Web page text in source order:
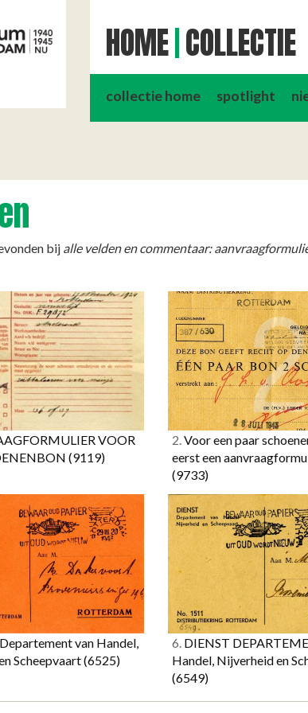
HOME COLLECTIE
collectie home spotlight
bij alle velden en commentaar:
VOOR
(9119)
2.Voor een paar
eerst een
(9733)
van Handel,
Scheepvaart(6525)
6.DIENST
Handel, Nijverheid en
(6549)